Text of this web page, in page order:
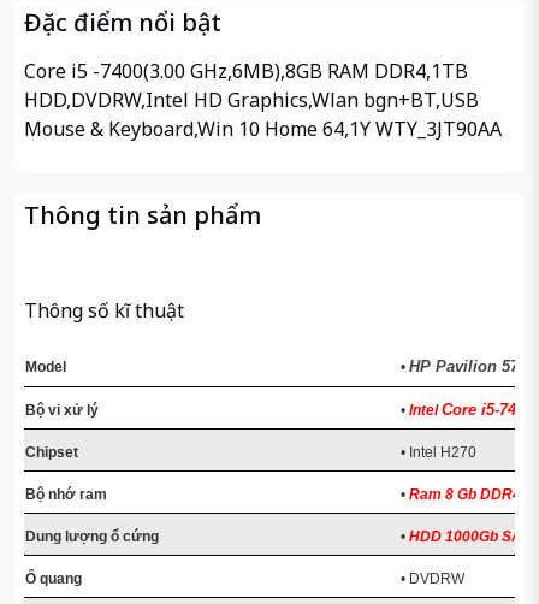
Đặc điểm nổi bật
Core i5 -7400(3.00 GHz,6MB),8GB RAM DDR4,1TB
HDD,DVDRW,Intel HD Graphics,Wlan bgn+BT,USB
Mouse & Keyboard,Win 10 Home 64,1Y WTY_3JT90AA
Thông tin sản phẩm
Thông số kĩ thuật
Model • HP Pavilion 570-
Bộ vi xử lý • IntelCore i5-
Chipset • Intel H270
Bộ nhớ ram • Ram 8 Gb DDR4
Dung lượng ổ cứng • HDD 1000Gb
Ổ quang • DVDRW